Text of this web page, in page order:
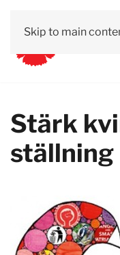
Skip to main
Stärk
ställning